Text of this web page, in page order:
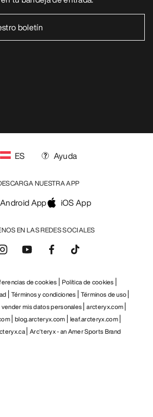
EN LAS REDES SOCIALES
ES Ayuda
NUESTRA APP
Android App iOS App
de cookies Política de cookies
Términos y condiciones Términos de uso
vender mis datos personales arcteryx.com
blog.arcteryx.com leaf.arcteryx.com
Arc'teryx - an Amer Sports Brand